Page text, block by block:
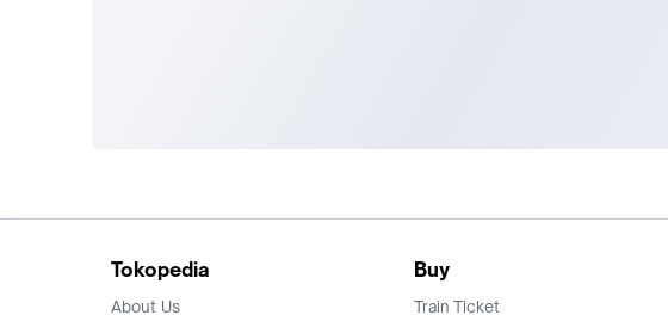
Tokopedia
About Us
Buy
Train Ticket